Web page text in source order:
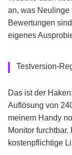
an, was Neulinge
Bewertungen
eigenes
Testversion-
Das ist der
Auflösung von
meinem Handy
Monitor
kostenpflichtige